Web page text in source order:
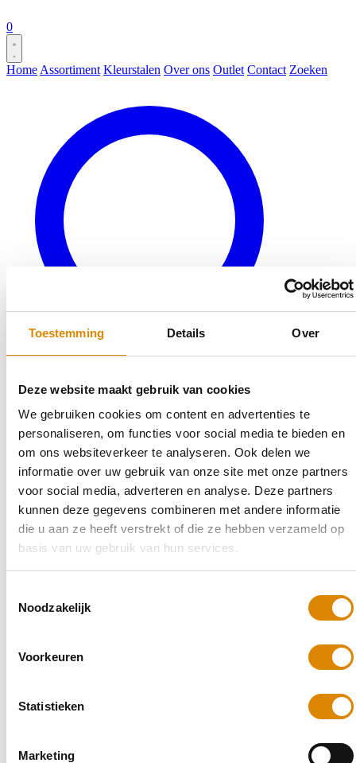
Toestemming Details Over
Deze website maakt gebruik van cookies
We gebruiken cookies om content en advertenties te
personaliseren, om functies voor social media te bieden en
om ons websiteverkeer te analyseren. Ook delen we
informatie over uw gebruik van onze site met onze partners
voor social media, adverteren en analyse. Deze partners
kunnen deze gegevens combineren met andere informatie
die u aan ze heeft verstrekt of die ze hebben verzameld op
basis van uw gebruik van hun services.
Noodzakelijk
Voorkeuren
Statistieken
Marketing
0
Home Assortiment Kleurstalen Over ons Outlet Contact Zoeken
Veelgestelde vragen
Bereken uw keukenblad
Terug naar productaanbod
Outlet